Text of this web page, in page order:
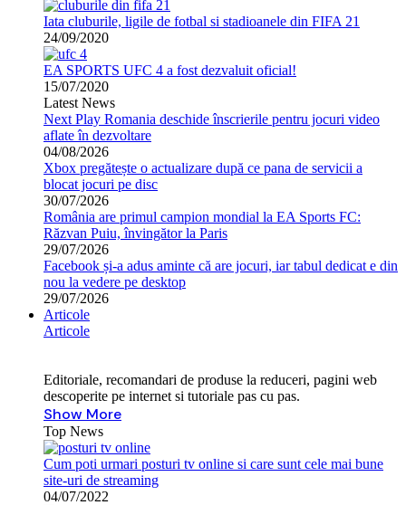
Iata cluburile, ligile de fotbal si stadioanele din FIFA 21
24/09/2020
EA SPORTS UFC 4 a fost dezvaluit oficial!
15/07/2020
Latest News
Next Play Romania deschide înscrierile pentru jocuri video
aflate în dezvoltare
04/08/2026
Xbox pregătește o actualizare după ce pana de servicii a
blocat jocuri pe disc
30/07/2026
România are primul campion mondial la EA Sports FC:
Răzvan Puiu, învingător la Paris
29/07/2026
Facebook și-a adus aminte că are jocuri, iar tabul dedicat e din
nou la vedere pe desktop
29/07/2026
Articole
Articole
Editoriale, recomandari de produse la reduceri, pagini web
descoperite pe internet si tutoriale pas cu pas.
Show More
Top News
Cum poti urmari posturi tv online si care sunt cele mai bune
site-uri de streaming
04/07/2022